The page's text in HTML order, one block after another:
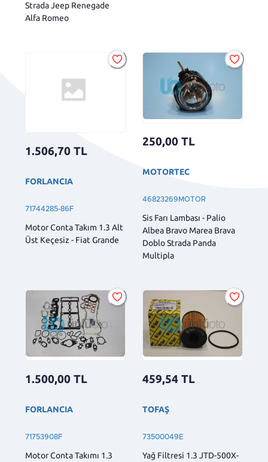
Strada Jeep Renegade
Alfa Romeo
1.506,70 TL
FORLANCIA
71744285-86F
Motor Conta Takım 1.3 Alt
Üst Keçesiz - Fiat Grande
250,00 TL
MOTORTEC
46823269MOTOR
Sis Farı Lambası - Palio
Albea Bravo Marea Brava
Doblo Strada Panda
Multipla
1.500,00 TL
FORLANCIA
71753908F
Motor Conta Takımı 1.3
459,54 TL
TOFAŞ
73500049E
Yağ Filtresi 1.3 JTD-500X-